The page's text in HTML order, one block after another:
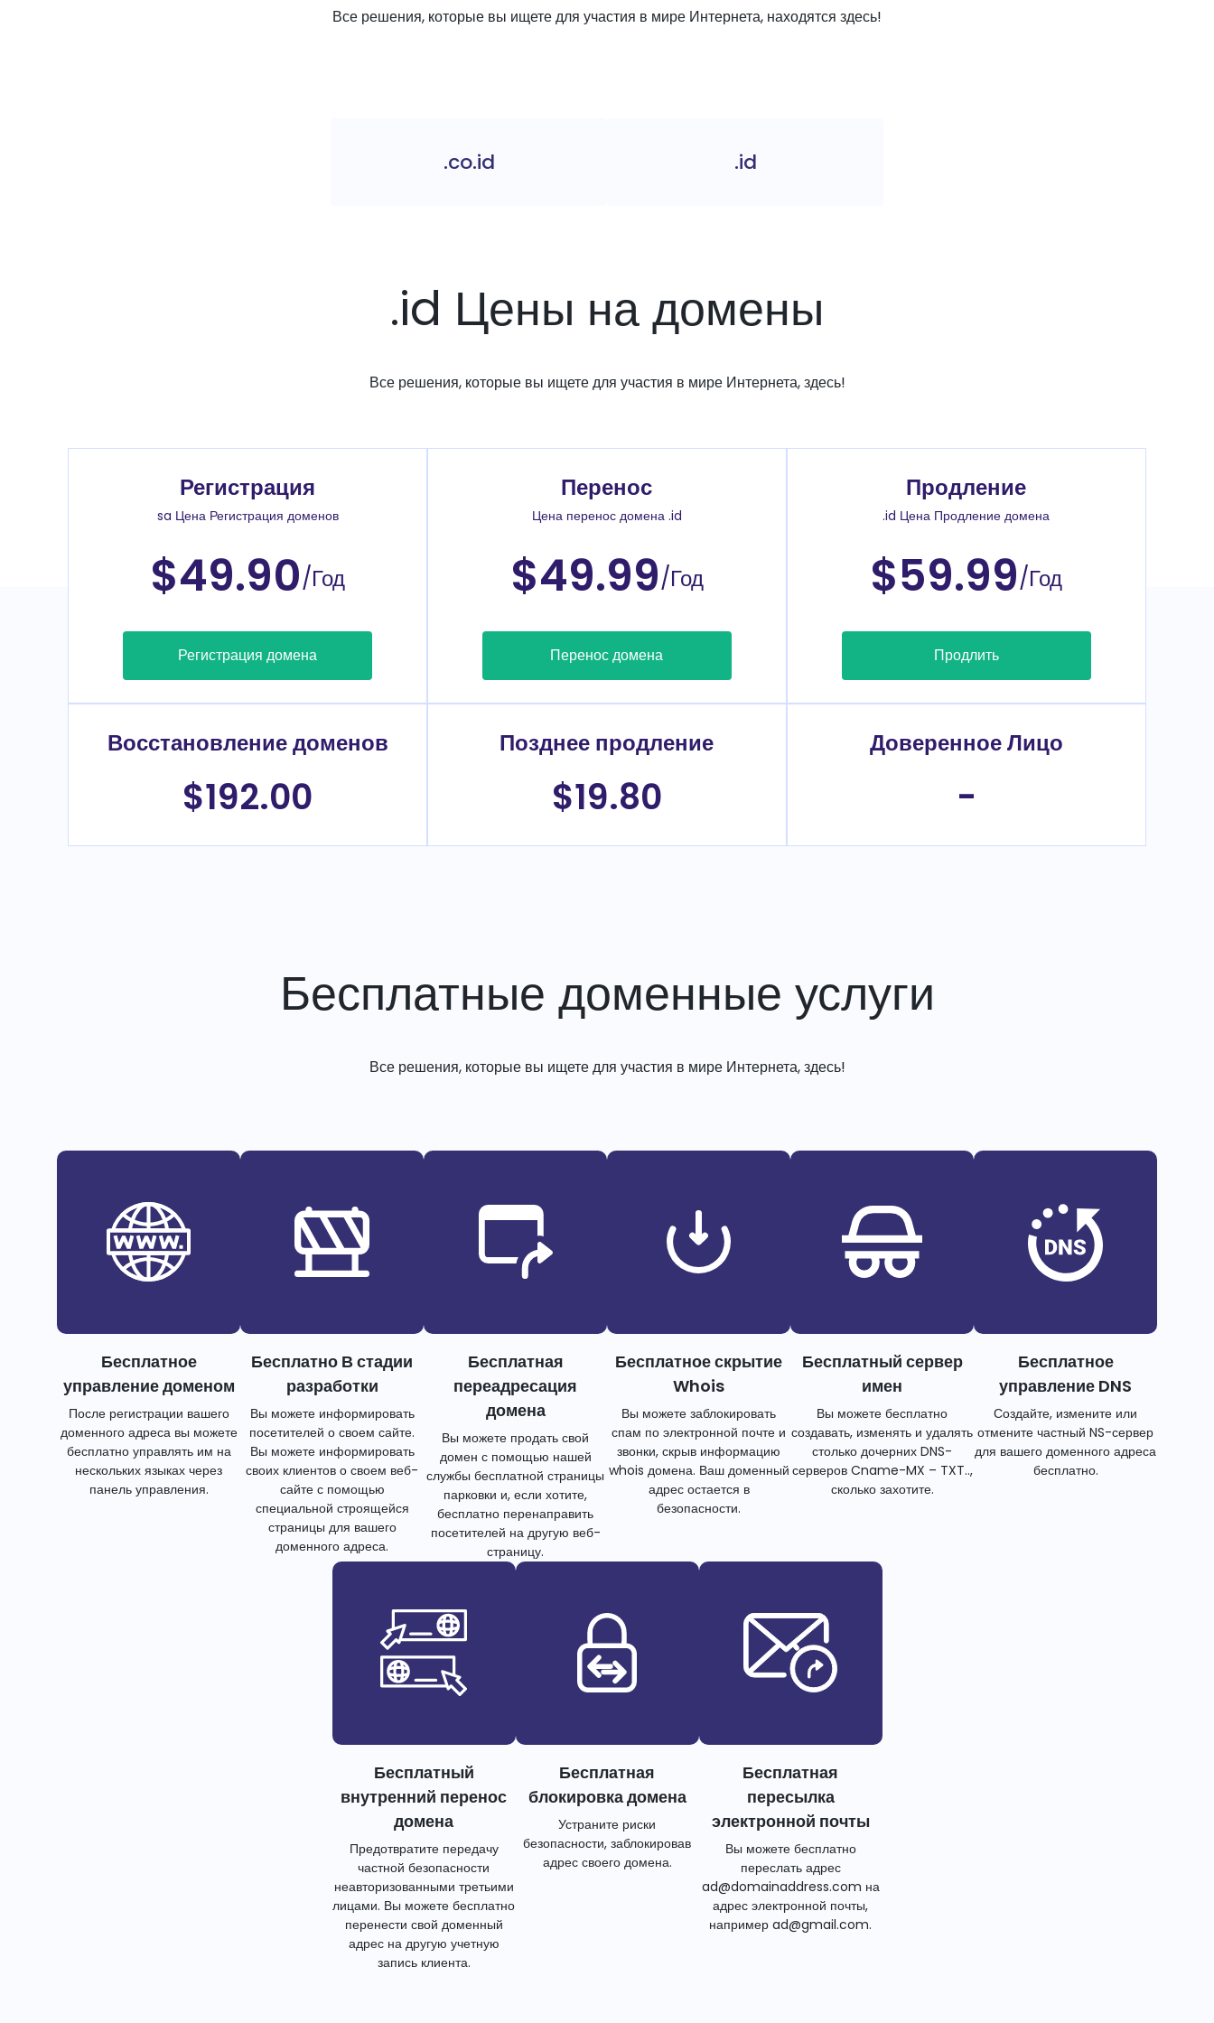
Все решения, которые вы ищете для участия в мире Интернета, находятся здесь!
.co.id .id
.id Цены на домены
Все решения, которые вы ищете для участия в мире Интернета, здесь!
Регистрация
sa Цена Регистрация доменов
$49.90/Год
Регистрация домена
Перенос
Цена перенос домена .id
$49.99/Год
Перенос домена
Продление
.id Цена Продление домена
$59.99/Год
Продлить
Восстановление доменов
$192.00
Позднее продление
$19.80
Доверенное Лицо
-
Бесплатные доменные услуги
Все решения, которые вы ищете для участия в мире Интернета, здесь!
Бесплатное
управление доменом
После регистрации вашего
доменного адреса вы можете
бесплатно управлять им на
нескольких языках через
панель управления.
Бесплатно В стадии
разработки
Вы можете информировать
посетителей о своем сайте.
Вы можете информировать
своих клиентов о своем веб-
сайте с помощью
специальной строящейся
страницы для вашего
доменного адреса.
Бесплатная
переадресация
домена
Вы можете продать свой
домен с помощью нашей
службы бесплатной страницы
парковки и, если хотите,
бесплатно перенаправить
посетителей на другую веб-
страницу.
Бесплатное скрытие
Whois
Вы можете заблокировать
спам по электронной почте и
звонки, скрыв информацию
whois домена. Ваш доменный
адрес остается в
безопасности.
Бесплатный сервер
имен
Вы можете бесплатно
создавать, изменять и удалять
столько дочерних DNS-
серверов Cname-MX – TXT..,
сколько захотите.
Бесплатное
управление DNS
Создайте, измените или
отмените частный NS-сервер
для вашего доменного адреса
бесплатно.
Бесплатный
внутренний перенос
домена
Предотвратите передачу
частной безопасности
неавторизованными третьими
лицами. Вы можете бесплатно
перенести свой доменный
адрес на другую учетную
запись клиента.
Бесплатная
блокировка домена
Устраните риски
безопасности, заблокировав
адрес своего домена.
Бесплатная
пересылка
электронной почты
Вы можете бесплатно
переслать адрес
ad@domainaddress.com на
адрес электронной почты,
например ad@gmail.com.